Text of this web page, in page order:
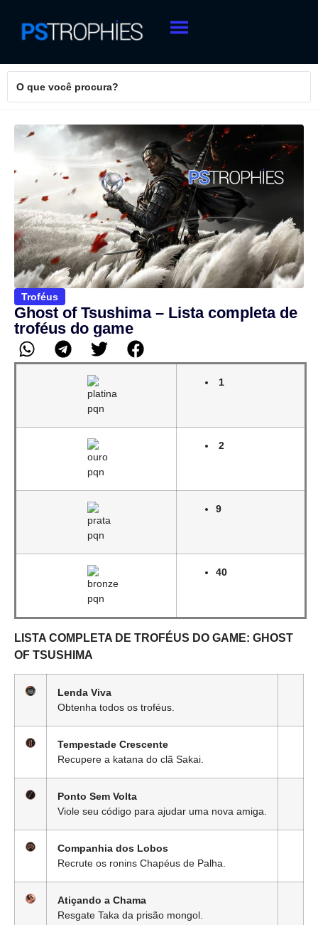
Troféus
Ghost of Tsushima – Lista completa de
troféus do game
1
2
9
40
LISTA COMPLETA DE TROFÉUS DO GAME: GHOST
OF TSUSHIMA
Lenda Viva
Obtenha todos os troféus.
Tempestade Crescente
Recupere a katana do clã Sakai.
Ponto Sem Volta
Viole seu código para ajudar uma nova amiga.
Companhia dos Lobos
Recrute os ronins Chapéus de Palha.
Atiçando a Chama
Resgate Taka da prisão mongol.